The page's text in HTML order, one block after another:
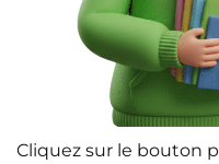
Cliquez sur le bouton